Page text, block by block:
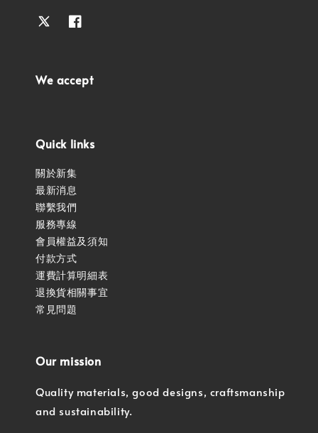
We accept
Quick links
關於新集
最新消息
聯繫我們
服務專線
會員權益及須知
付款方式
運費計算明細表
退換貨相關事宜
常見問題
Our mission
Quality materials, good designs, craftsmanship
and sustainability.